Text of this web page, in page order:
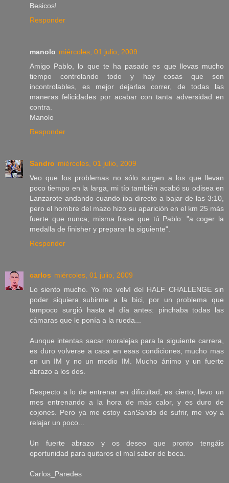
Besicos!
Responder
manolo miércoles, 01 julio, 2009
Amigo Pablo, lo que te ha pasado es que llevas mucho
tiempo controlando todo y hay cosas que son
incontrolables, es mejor dejarlas correr, de todas las
maneras felicidades por acabar con tanta adversidad en
contra.
Manolo
Responder
Sandro miércoles, 01 julio, 2009
Veo que los problemas no sólo surgen a los que llevan
poco tiempo en la larga, mi tío también acabó su odisea en
Lanzarote andando cuando iba directo a bajar de las 3:10,
pero el hombre del mazo hizo su aparición en el km 25 más
fuerte que nunca; misma frase que tú Pablo: "a coger la
medalla de finisher y preparar la siguiente".
Responder
carlos miércoles, 01 julio, 2009
Lo siento mucho. Yo me volví del HALF CHALLENGE sin
poder siquiera subirme a la bici, por un problema que
tampoco surgió hasta el día antes: pinchaba todas las
cámaras que le ponía a la rueda...
Aunque intentas sacar moralejas para la siguiente carrera,
es duro volverse a casa en esas condiciones, mucho mas
en un IM y no un medio IM. Mucho ánimo y un fuerte
abrazo a los dos.
Respecto a lo de entrenar en dificultad, es cierto, llevo un
mes entrenando a la hora de más calor, y es duro de
cojones. Pero ya me estoy canSando de sufrir, me voy a
relajar un poco...
Un fuerte abrazo y os deseo que pronto tengáis
oportunidad para quitaros el mal sabor de boca.
Carlos_Paredes